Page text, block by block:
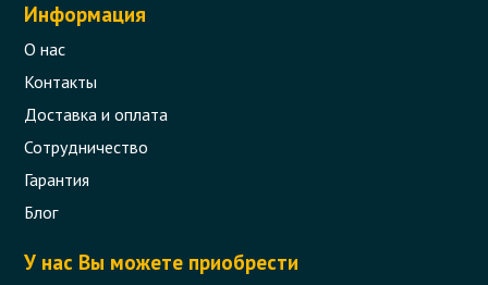
Информация
О нас
Контакты
Доставка и оплата
Сотрудничество
Гарантия
Блог
У нас Вы можете приобрести